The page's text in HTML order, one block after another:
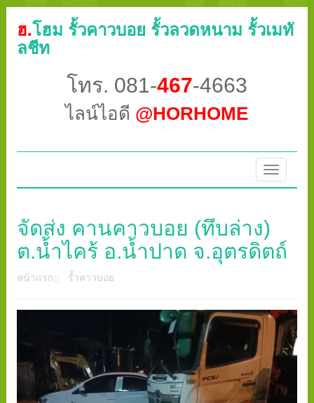
ฮ.โฮม รั้วคาวบอย รั้วลวดหนาม รั้วเมทั
ลชีท
โทร. 081-467-4663
ไลน์ไอดี @HORHOME
Toggle
จัดส่ง คานคาวบอย (ทึบล่าง)
ต.น้ำไคร้ อ.น้ำปาด จ.อุตรดิตถ์
หน้าแรก รั้วคาวบอย